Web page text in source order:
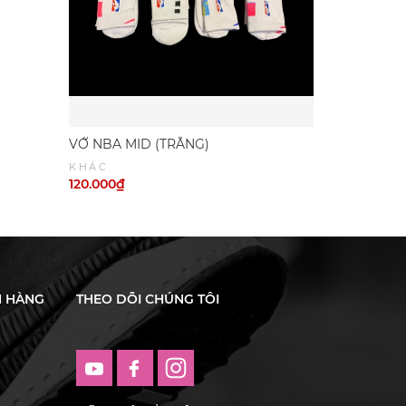
VỚ NBA MID (TRẮNG)
KHÁC
120.000₫
HÀNG THEO DÕI CHÚNG TÔI